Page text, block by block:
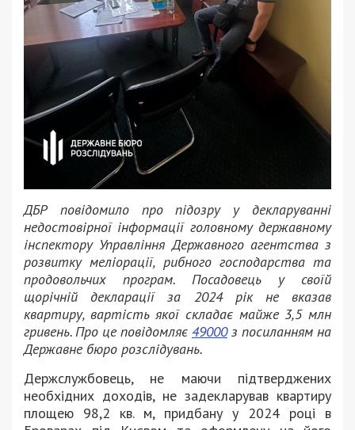
ДБР повідомило про підозру у декларуванні
недостовірної інформації головному державному
інспектору Управління Державного агентства з
розвитку меліорації, рибного господарства та
продовольчих програм. Посадовець у своїй
щорічній декларації за 2024 рік не вказав
квартиру, вартість якої складає майже 3,5 млн
гривень. Про це повідомляє 49000з посиланням на
Державне бюро розслідувань.
Держслужбовець, не маючи підтверджених
необхідних доходів, не задекларував квартиру
площею 98,2 кв. м, придбану у 2024 році в